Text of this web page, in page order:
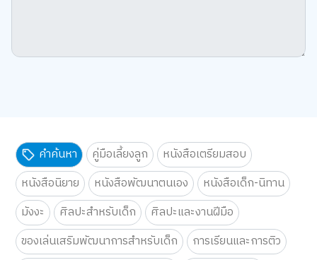
คำค้นหา คู่มือเลี้ยงลูก
หนังสือเตรียมสอบ
หนังสือนิยาย
หนังสือพัฒนาตนเอง
หนังสือเด็ก-นิทาน
มังงะ
ศิลปะสำหรับเด็ก
ศิลปะและงานฝีมือ
ของเล่นเสริมพัฒนาการสำหรับเด็ก
การเรียนและการติว